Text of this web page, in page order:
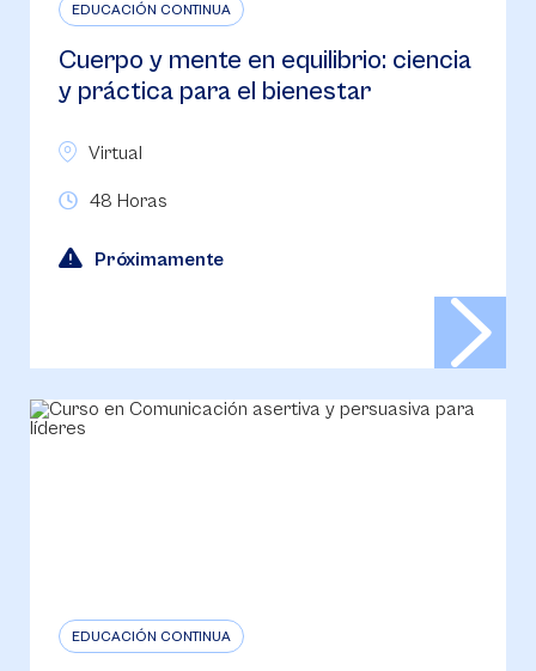
EDUCACIÓN CONTINUA
Cuerpo y mente en equilibrio: ciencia
y práctica para el bienestar
Virtual
48 Horas
Próximamente
EDUCACIÓN CONTINUA